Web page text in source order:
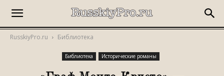
RusskiyPro.ru Библиотека
Библиотека Исторические романы